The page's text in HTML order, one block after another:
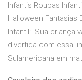
Infantis Roupas
Halloween Fantasias
Infantil:. Sua criança
divertida com essa
Sulamericana em